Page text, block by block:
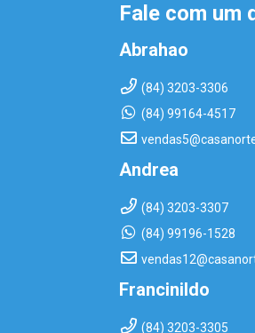
Fale com um
Abrahao
(84) 3203-3306
(84) 99164-4517
Andrea
(84) 3203-3307
(84) 99196-1528
Francinildo
(84) 3203-3305